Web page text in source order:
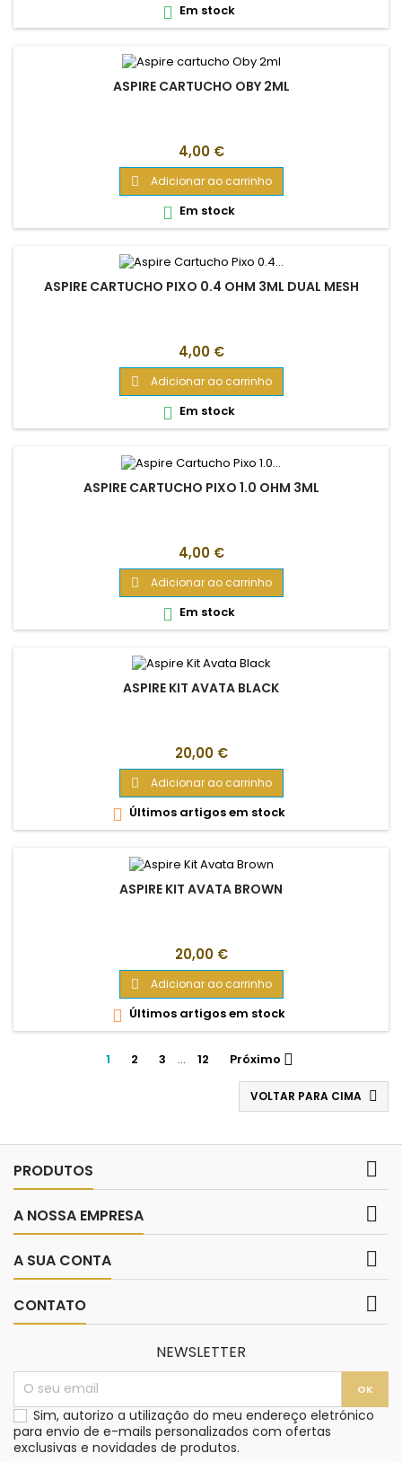
 Em stock
ASPIRE CARTUCHO OBY 2ML
Preço
4,00 €
 Adicionar ao carrinho
 Em stock
ASPIRE CARTUCHO PIXO 0.4 OHM 3ML DUAL MESH
Preço
4,00 €
 Adicionar ao carrinho
 Em stock
ASPIRE CARTUCHO PIXO 1.0 OHM 3ML
Preço
4,00 €
 Adicionar ao carrinho
 Em stock
ASPIRE KIT AVATA BLACK
Preço
20,00 €
 Adicionar ao carrinho
 Últimos artigos em stock
ASPIRE KIT AVATA BROWN
Preço
20,00 €
 Adicionar ao carrinho
 Últimos artigos em stock
1 2 3 … 12 Próximo 
VOLTAR PARA CIMA 
PRODUTOS 
A NOSSA EMPRESA 
A SUA CONTA 
CONTATO 
NEWSLETTER
Sim, autorizo a utilização do meu endereço eletrónico
para envio de e-mails personalizados com ofertas
exclusivas e novidades de produtos.